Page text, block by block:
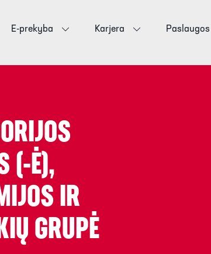
E-prekyba Karjera Paslaugos
(-Ė),
IR
GRUPĖ